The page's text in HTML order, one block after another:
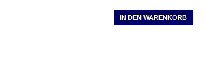
IN DEN WARENKORB